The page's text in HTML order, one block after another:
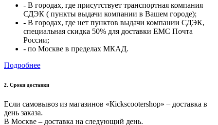
- В городах, где присутствует транспортная компания
СДЭК ( пункты выдачи компании в Вашем городе);
- В городах, где нет пунктов выдачи компании СДЭК,
специальная скидка 50% для доставки ЕМС Почта
России;
- по Москве в пределах МКАД.
Подробнее
2. Cроки доставки
Если самовывоз из магазинов «Кickscootershop» – доставка в
день заказа.
В Москве – доставка на следующий день.